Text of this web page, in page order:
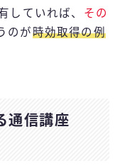
していれば、 その
のが時効取得の例
通信講座